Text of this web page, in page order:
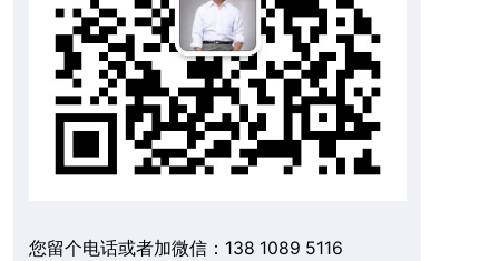
您留个电话或者加微信：138 1089 5116